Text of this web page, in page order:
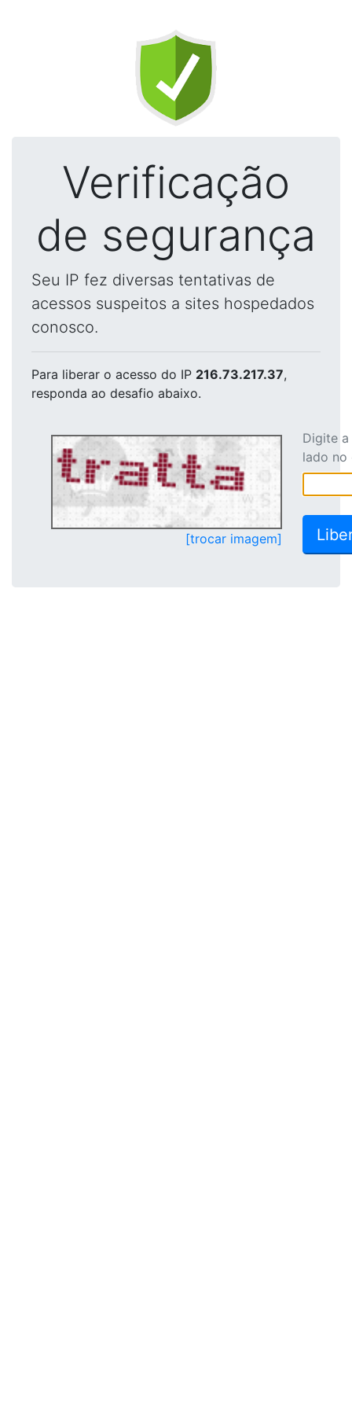
Verificação
de segurança
Seu IP fez diversas tentativas de
acessos suspeitos a sites hospedados
conosco.
Para liberar o acesso do IP 216.73.217.37,
responda ao desafio abaixo.
[trocar imagem]
Digite
lado no